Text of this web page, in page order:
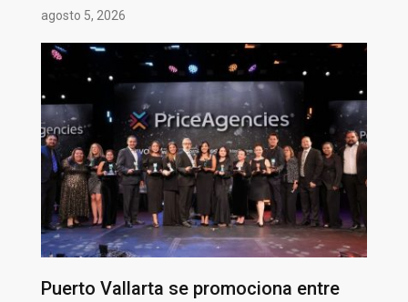
agosto 5, 2026
Puerto Vallarta se promociona entre